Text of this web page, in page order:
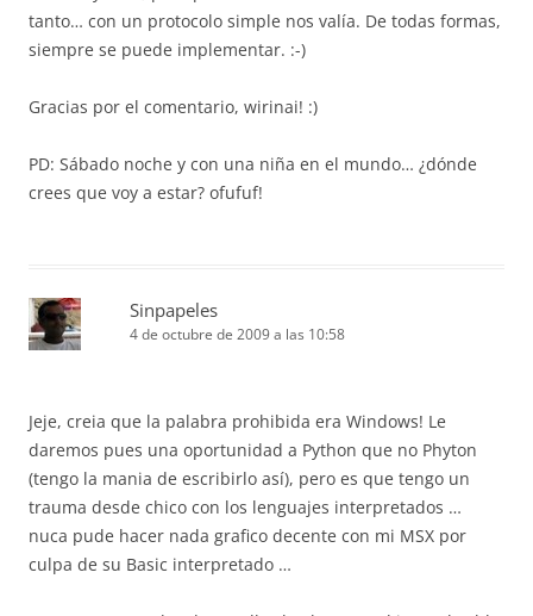
tanto… con un protocolo simple nos valía. De todas formas,
siempre se puede implementar. :-)
Gracias por el comentario, wirinai! :)
PD: Sábado noche y con una niña en el mundo… ¿dónde
crees que voy a estar? ofufuf!
Sinpapeles
4 de octubre de 2009 a las 10:58
Jeje, creia que la palabra prohibida era Windows! Le
daremos pues una oportunidad a Python que no Phyton
(tengo la mania de escribirlo así), pero es que tengo un
trauma desde chico con los lenguajes interpretados …
nuca pude hacer nada grafico decente con mi MSX por
culpa de su Basic interpretado …